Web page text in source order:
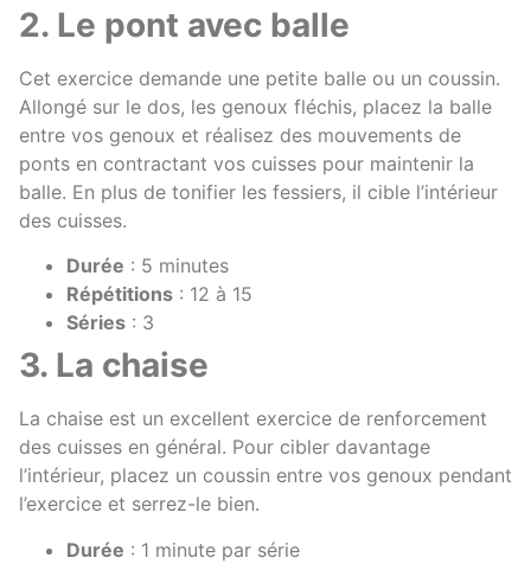
2. Le pont avec balle
Cet exercice demande une petite balle ou un coussin.
Allongé sur le dos, les genoux fléchis, placez la balle
entre vos genoux et réalisez des mouvements de
ponts en contractant vos cuisses pour maintenir la
balle. En plus de tonifier les fessiers, il cible l’intérieur
des cuisses.
Durée : 5 minutes
Répétitions : 12 à 15
Séries : 3
3. La chaise
La chaise est un excellent exercice de renforcement
des cuisses en général. Pour cibler davantage
l’intérieur, placez un coussin entre vos genoux pendant
l’exercice et serrez-le bien.
Durée : 1 minute par série